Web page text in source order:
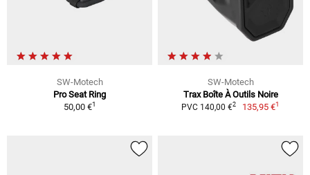
SW-Motech
Pro Seat Ring
50,00 €1
SW-Motech
Trax Boîte À Outils Noire
PVC 140,00 €2 135,95 €1